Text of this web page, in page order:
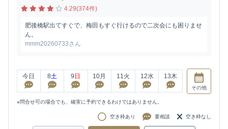
4.29(374件)
肥後橋駅出てすぐで、梅田もすぐ行けるので二次会にも困りませ
ん。
mmm20260733さん
今日 8土 9 日 10月 11火 12水 13木
その他
※問合せ可の場合でも、確実に予約できるわけではありません。
空き枠あり 要相談 空き枠なし